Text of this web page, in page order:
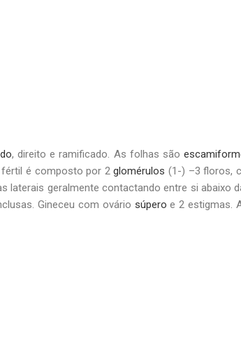
, direito e ramificado. As folhas são
fértil é composto por 2glomérulos (1-) –3 floros,
laterais geralmente contactando entre si abaixo
Gineceu com ovário súpero e 2 estigmas.